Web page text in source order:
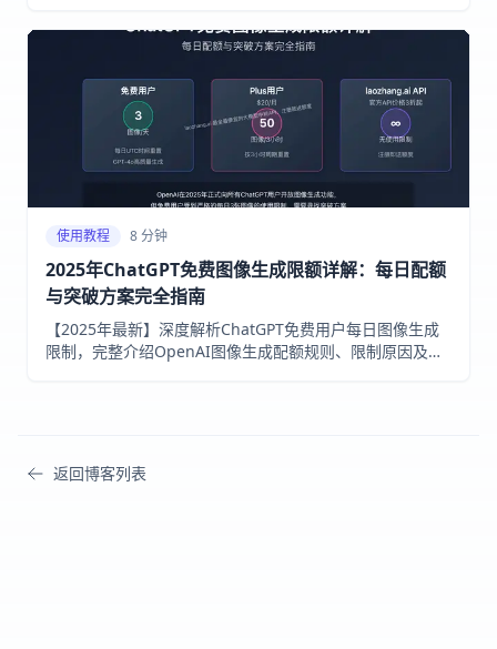
使用教程 8 分钟
2025年ChatGPT免费图像生成限额详解：每日配额
与突破方案完全指南
【2025年最新】深度解析ChatGPT免费用户每日图像生成
限制，完整介绍OpenAI图像生成配额规则、限制原因及突
返回博客列表